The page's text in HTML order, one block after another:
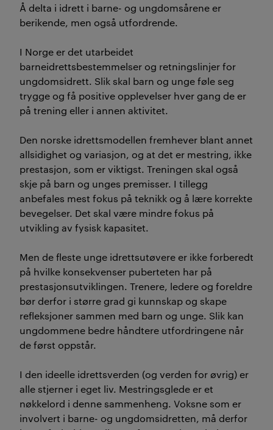
Å delta i idrett i barne- og ungdomsårene er
berikende, men også utfordrende.
I Norge er det utarbeidet
barneidrettsbestemmelser og retningslinjer for
ungdomsidrett. Slik skal barn og unge føle seg
trygge og få positive opplevelser hver gang de er
på trening eller i annen aktivitet.
Den norske idrettsmodellen fremhever blant annet
allsidighet og variasjon, og at det er mestring, ikke
prestasjon, som er viktigst. Treningen skal også
skje på barn og unges premisser. I tillegg
anbefales mest fokus på teknikk og å lære korrekte
bevegelser. Det skal være mindre fokus på
utvikling av fysisk kapasitet.
Men de fleste unge idrettsutøvere er ikke forberedt
på hvilke konsekvenser puberteten har på
prestasjonsutviklingen. Trenere, ledere og foreldre
bør derfor i større grad gi kunnskap og skape
refleksjoner sammen med barn og unge. Slik kan
ungdommene bedre håndtere utfordringene når
de først oppstår.
I den ideelle idrettsverden (og verden for øvrig) er
alle stjerner i eget liv. Mestringsglede er et
nøkkelord i denne sammenheng. Voksne som er
involvert i barne- og ungdomsidretten, må derfor